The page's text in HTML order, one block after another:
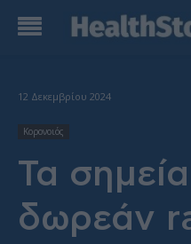
12 Δεκεμβρίου 2024
Κορονοιός
Τα σημεία
δωρεάν